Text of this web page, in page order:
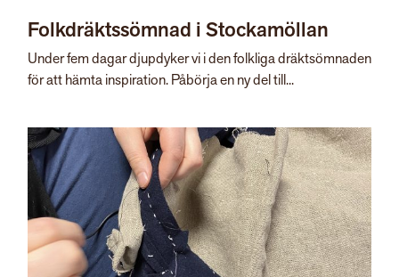
Folkdräktssömnad i Stockamöllan
Under fem dagar djupdyker vi i den folkliga dräktsömnaden
för att hämta inspiration. Påbörja en ny del till...